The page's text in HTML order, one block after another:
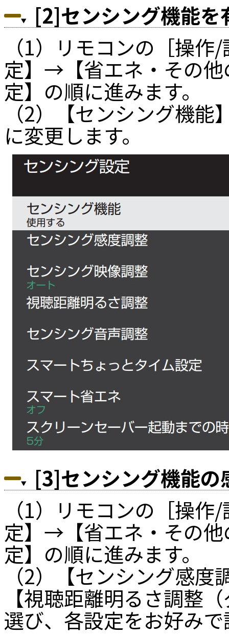
[2]センシング機能を
（1）リモコンの［操
定】→【省エネ・その
定】の順に進みます。
（2）【センシング機
に変更します。
[3]センシング機能の
（1）リモコンの［操
定】→【省エネ・その
定】の順に進みます。
（2）【センシング感
【視聴距離明るさ調整
選び、各設定をお好み